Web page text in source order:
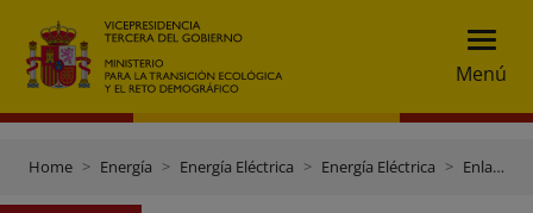
Menú
Home Energía Energía Eléctrica Energía Eléctrica Enlaces de interés